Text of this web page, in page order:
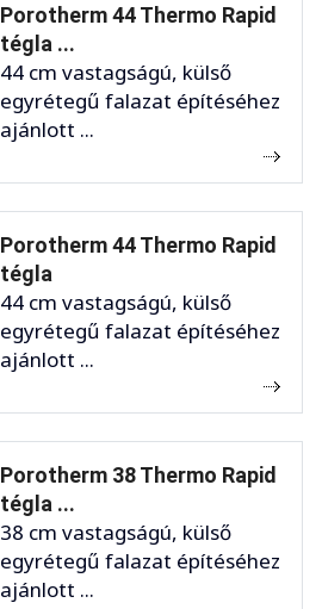
Porotherm 44 Thermo Rapid
tégla ...
44 cm vastagságú, külső
egyrétegű falazat építéséhez
ajánlott ...
Porotherm 44 Thermo Rapid
tégla
44 cm vastagságú, külső
egyrétegű falazat építéséhez
ajánlott ...
Porotherm 38 Thermo Rapid
tégla ...
38 cm vastagságú, külső
egyrétegű falazat építéséhez
ajánlott ...